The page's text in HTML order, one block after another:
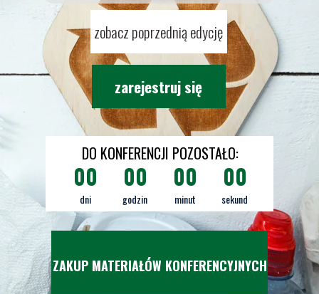
zobacz poprzednią edycję
zarejestruj się
DO KONFERENCJI POZOSTAŁO:
00
dni
00
godzin
00
minut
00
sekund
ZAKUP MATERIAŁÓW KONFERENCYJNYCH